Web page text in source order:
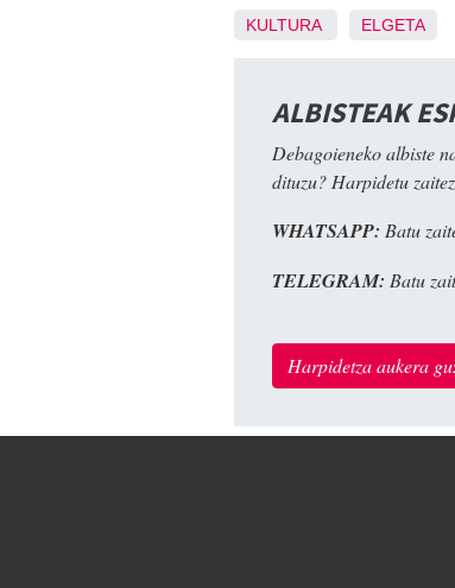
KULTURA ELGETA
ALBISTEAK
Debagoieneko albiste
dituzu? Harpidetu
WHATSAPP: Batu
TELEGRAM: Batu
Harpidetza aukera